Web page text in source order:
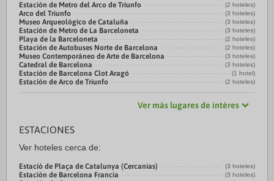
Estación de Metro del Arco de Triunfo (2 hoteles)
Arco del Triunfo (3 hoteles)
Museo Arqueológico de Cataluña (3 hoteles)
Estación de Metro de La Barceloneta (3 hoteles)
Playa de la Barceloneta (2 hoteles)
Estación de Autobuses Norte de Barcelona (2 hoteles)
Museo Contemporáneo de Arte de Barcelona (3 hoteles)
Catedral de Barcelona (3 hoteles)
Estación de Barcelona Clot Aragó (1 hotel)
Estación de Arco de Triunfo (2 hoteles)
Ver más lugares de intéres
ESTACIONES
Ver hoteles cerca de:
Estació de Plaça de Catalunya (Cercanias) (3 hoteles)
Estación de Barcelona Francia (3 hoteles)